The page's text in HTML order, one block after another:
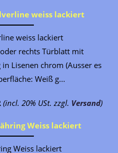
weiss lackiert
weiss lackiert
rechts Türblatt mit
Lisenen chrom (Ausser es
Weiß g...
(incl. 20% USt. zzgl. Versand)
Weiss lackiert
Weiss lackiert